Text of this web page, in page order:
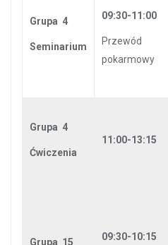
Grupa 4
Seminarium
09:30-11:00
Przewód
pokarmowy
Grupa 4
Ćwiczenia
11:00-13:15
Grupa 15 09:30-10:15